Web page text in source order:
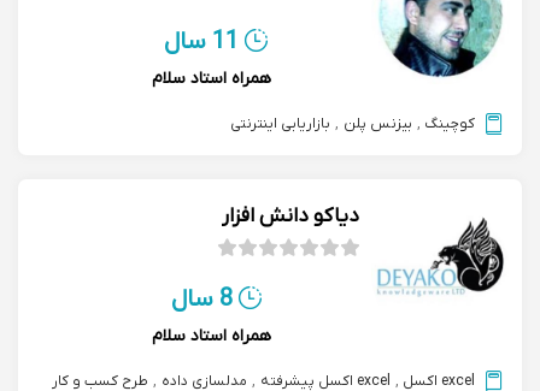
11 سال
همراه استاد سلام
کوچینگ , بیزنس پلن , بازاریابی اینترنتی
دیاکو دانش افزار
8 سال
همراه استاد سلام
excel اکسل , excel اکسل پیشرفته , مدلسازی داده , طرح کسب و کار